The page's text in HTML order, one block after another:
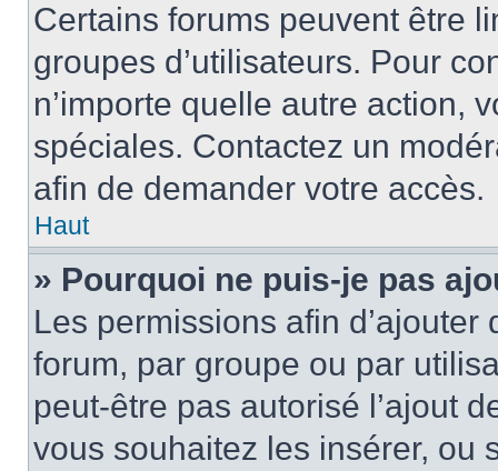
Certains forums peuvent être
groupes d’utilisateurs. Pour
n’importe quelle autre action,
spéciales. Contactez un
afin de demander votre accès.
Haut
» Pourquoi ne puis-je pas
Les permissions afin
forum, par groupe ou par
peut-être pas autorisé l’ajout
vous souhaitez les insérer, ou